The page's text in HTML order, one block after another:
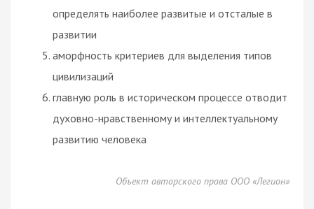
определять наиболее развитые и отсталые в
развитии
аморфность критериев для выделения типов
цивилизаций
главную роль в историческом процессе отводит
духовно-нравственному и интеллектуальному
развитию человека
Объект авторского права ООО «Легион»